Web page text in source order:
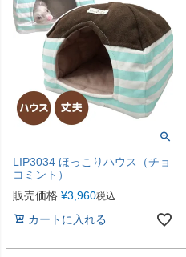
LIP3034 ほっこりハウス（チョ
コミント）
販売価格 ¥3,960税込
カートに入れる